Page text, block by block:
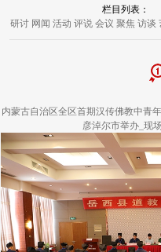
栏目列表：
研讨 网闻 活动 评说 会议 聚焦 访谈
内蒙古自治区全区首期汉传佛教中青
彦淖尔市举办_现